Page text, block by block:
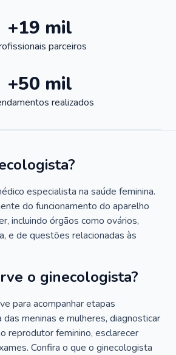
+19 mil
parceiros
+50 mil
realizados
especialista na saúde feminina.
do funcionamento do aparelho
incluindo órgãos como ovários,
e de questões relacionadas às
o ginecologista?
para acompanhar etapas
meninas e mulheres, diagnosticar
reprodutor feminino, esclarecer
Confira o que o ginecologista